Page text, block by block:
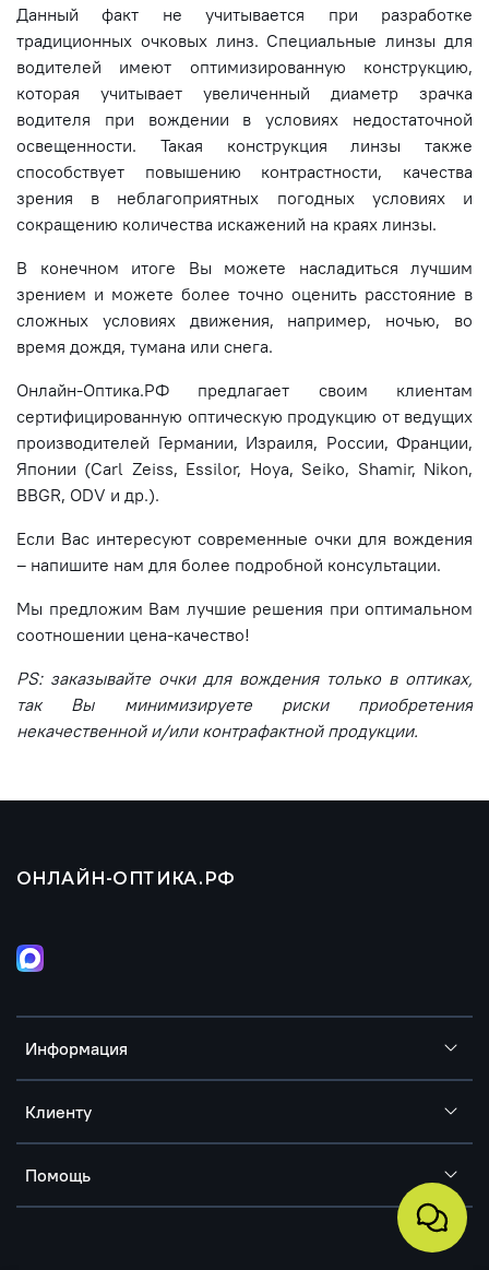
Данный факт не учитывается при разработке
традиционных очковых линз. Специальные линзы для
водителей имеют оптимизированную конструкцию,
которая учитывает увеличенный диаметр зрачка
водителя при вождении в условиях недостаточной
освещенности. Такая конструкция линзы также
способствует повышению контрастности, качества
зрения в неблагоприятных погодных условиях и
сокращению количества искажений на краях линзы.
В конечном итоге Вы можете насладиться лучшим
зрением и можете более точно оценить расстояние в
сложных условиях движения, например, ночью, во
время дождя, тумана или снега.
Онлайн-Оптика.РФ предлагает своим клиентам
сертифицированную оптическую продукцию от ведущих
производителей Германии, Израиля, России, Франции,
Японии (Carl Zeiss, Essilor, Hoya, Seiko, Shamir, Nikon,
BBGR, ODV и др.).
Если Вас интересуют современные очки для вождения
– напишите нам для более подробной консультации.
Мы предложим Вам лучшие решения при оптимальном
соотношении цена-качество!
PS: заказывайте очки для вождения только в оптиках,
так Вы минимизируете риски приобретения
некачественной и/или контрафактной продукции.
Информация
Клиенту
Помощь
ОНЛАЙН-ОПТИКА.РФ